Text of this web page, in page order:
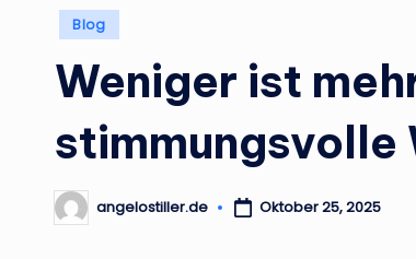
Posted
Blog
Weniger ist
stimmungsvolle
Posted
by
angelostiller.de Oktober 25, 2025